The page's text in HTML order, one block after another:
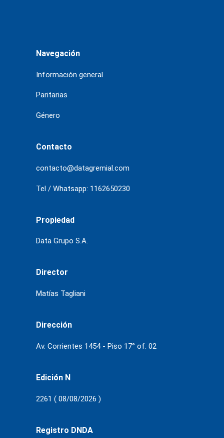
Navegación
Información general
Paritarias
Género
Contacto
contacto@datagremial.com
Tel / Whatsapp: 1162650230
Propiedad
Data Grupo S.A.
Director
Matías Tagliani
Dirección
Av. Corrientes 1454 - Piso 17° of. 02
Edición N
2261 ( 08/08/2026 )
Registro DNDA